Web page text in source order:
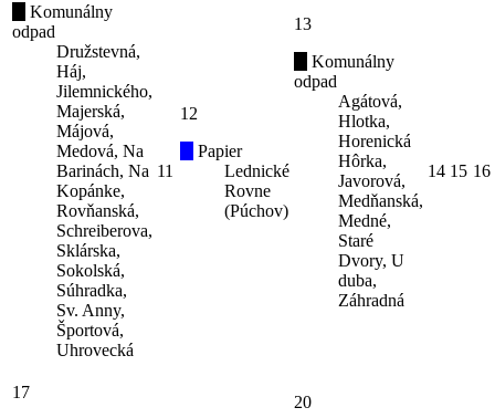
Komunálny
odpad
Družstevná,
Háj,
Jilemnického,
Majerská,
Májová,
Medová, Na
Barinách, Na
Kopánke,
Rovňanská,
Schreiberova,
Sklárska,
Sokolská,
Súhradka,
Sv. Anny,
Športová,
Uhrovecká
11
12
Papier
Lednické
Rovne
(Púchov)
13
Komunálny
odpad
Agátová,
Hlotka,
Horenická
Hôrka,
Javorová,
Medňanská,
Medné,
Staré
Dvory, U
duba,
Záhradná
14 15 16
17
20